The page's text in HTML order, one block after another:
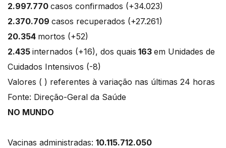
2.997.770 casos confirmados (+34.023)
2.370.709 casos recuperados (+27.261)
20.354 mortos (+52)
2.435 internados (+16), dos quais 163 em Unidades de
Cuidados Intensivos (-8)
Valores ( ) referentes à variação nas últimas 24 horas
Fonte: Direção-Geral da Saúde
NO MUNDO
Vacinas administradas: 10.115.712.050